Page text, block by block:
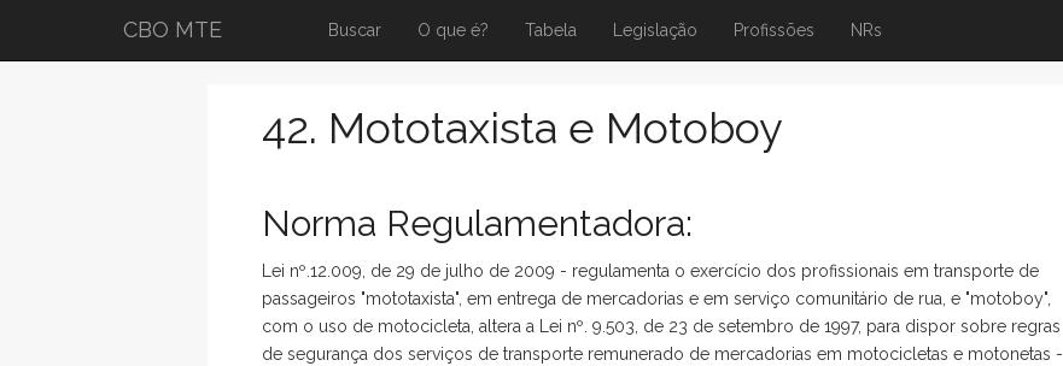
CBO MTE Buscar O que é? Tabela Legislação Profissões NRs
42. Mototaxista e Motoboy
Norma Regulamentadora:
Lei nº.12.009, de 29 de julho de 2009 - regulamenta o exercício dos profissionais em transporte de
passageiros "mototaxista", em entrega de mercadorias e em serviço comunitário de rua, e "motoboy",
com o uso de motocicleta, altera a Lei nº. 9.503, de 23 de setembro de 1997, para dispor sobre regras
de segurança dos serviços de transporte remunerado de mercadorias em motocicletas e motonetas -